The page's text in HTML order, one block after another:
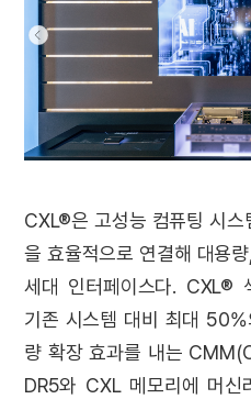
CXL®은 고성능 컴퓨팅 시
을 효율적으로 연결해 대용
세대 인터페이스다. CXL®
기존 시스템 대비 최대
량 확장 효과를 내는
DR5와 CXL 메모리에 머